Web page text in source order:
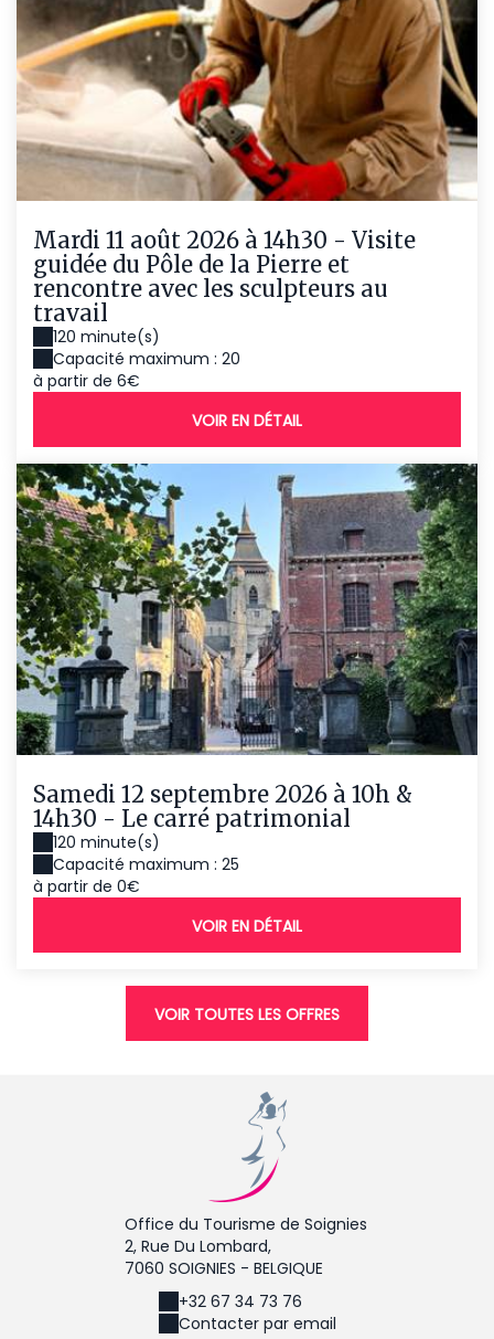
Mardi 11 août 2026 à 14h30 - Visite
guidée du Pôle de la Pierre et
rencontre avec les sculpteurs au
travail
120 minute(s)
Capacité maximum : 20
à partir de 6€
VOIR EN DÉTAIL
Samedi 12 septembre 2026 à 10h &
14h30 - Le carré patrimonial
120 minute(s)
Capacité maximum : 25
à partir de 0€
VOIR EN DÉTAIL
VOIR TOUTES LES OFFRES
Office du Tourisme de Soignies
2, Rue Du Lombard,
7060 SOIGNIES - BELGIQUE
+32 67 34 73 76
Contacter par email